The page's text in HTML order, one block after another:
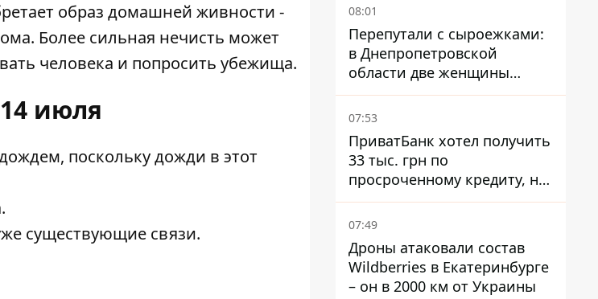
образ домашней живности -
Более сильная нечисть может
человека и попросить убежища.
июля
поскольку дожди в этот
существующие связи.
08:01
Перепутали с сыроежками:
в Днепропетровской
области две женщины
отравились грибами
07:53
ПриватБанк хотел получить
33 тыс. грн по
просроченному кредиту, но
суд взыскал с должницы
только 22 тыс. грн
07:49
Дроны атаковали состав
Wildberries в Екатеринбурге
– он в 2000 км от Украины